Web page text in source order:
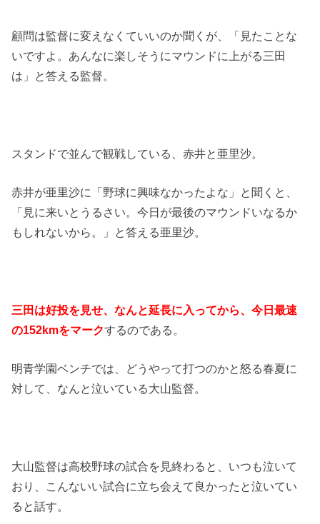
顧問は監督に変えなくていいのか聞くが、「見たことな
いですよ。あんなに楽しそうにマウンドに上がる三田
は」と答える監督。
スタンドで並んで観戦している、赤井と亜里沙。
赤井が亜里沙に「野球に興味なかったよな」と聞くと、
「見に来いとうるさい。今日が最後のマウンドいなるか
もしれないから。」と答える亜里沙。
三田は好投を見せ、なんと延長に入ってから、今日最速
の152kmをマークするのである。
明青学園ベンチでは、どうやって打つのかと怒る春夏に
対して、なんと泣いている大山監督。
大山監督は高校野球の試合を見終わると、いつも泣いて
おり、こんないい試合に立ち会えて良かったと泣いてい
ると話す。